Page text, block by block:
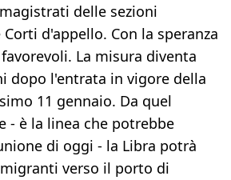
delle sezioni
d'appello. Con la speranza
La misura diventa
dopo l'entrata in vigore della
11 gennaio. Da quel
- è la linea che potrebbe
di oggi - la Libra potrà
verso il porto di